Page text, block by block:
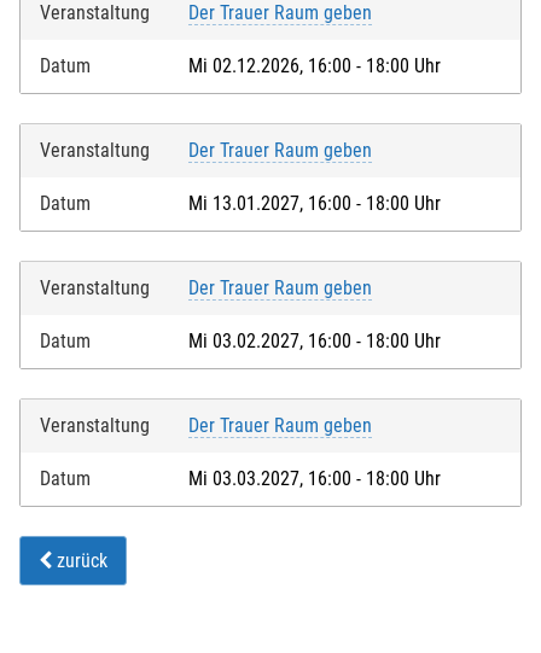
Veranstaltung Der Trauer Raum geben
Datum Mi 02.12.2026, 16:00 - 18:00 Uhr
Veranstaltung Der Trauer Raum geben
Datum Mi 13.01.2027, 16:00 - 18:00 Uhr
Veranstaltung Der Trauer Raum geben
Datum Mi 03.02.2027, 16:00 - 18:00 Uhr
Veranstaltung Der Trauer Raum geben
Datum Mi 03.03.2027, 16:00 - 18:00 Uhr
zurück